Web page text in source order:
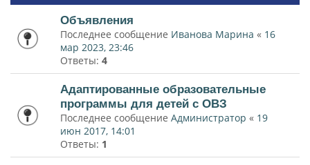
Объявления
Последнее сообщение Иванова Марина « 16
мар 2023, 23:46
Ответы: 4
Адаптированные образовательные
программы для детей с ОВЗ
Последнее сообщение Администратор « 19
июн 2017, 14:01
Ответы: 1